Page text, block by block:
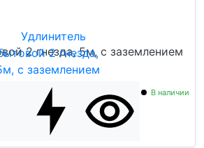
2 гнезда, 5м, c заземлением
В наличии